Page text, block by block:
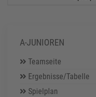
A-JUNIOREN
Teamseite
Ergebnisse/Tabelle
Spielplan